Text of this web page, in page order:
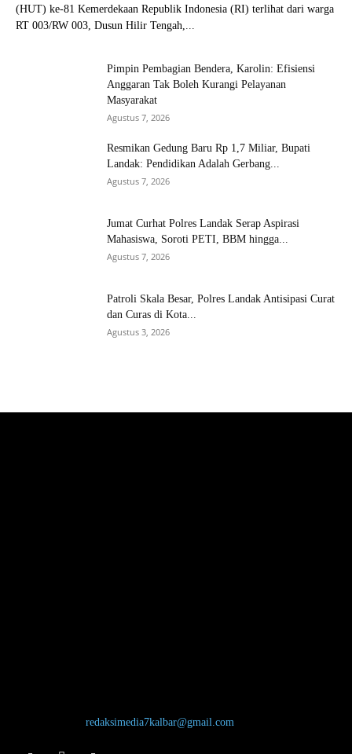
(HUT) ke-81 Kemerdekaan Republik Indonesia (RI) terlihat dari warga
RT 003/RW 003, Dusun Hilir Tengah,...
Pimpin Pembagian Bendera, Karolin: Efisiensi
Anggaran Tak Boleh Kurangi Pelayanan
Masyarakat
Agustus 7, 2026
Resmikan Gedung Baru Rp 1,7 Miliar, Bupati
Landak: Pendidikan Adalah Gerbang...
Agustus 7, 2026
Jumat Curhat Polres Landak Serap Aspirasi
Mahasiswa, Soroti PETI, BBM hingga...
Agustus 7, 2026
Patroli Skala Besar, Polres Landak Antisipasi Curat
dan Curas di Kota...
Agustus 3, 2026
redaksimedia7kalbar@gmail.com